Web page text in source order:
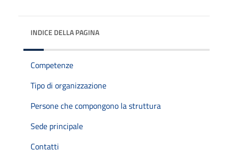
INDICE DELLA PAGINA
Competenze
Tipo di organizzazione
Persone che compongono la struttura
Sede principale
Contatti